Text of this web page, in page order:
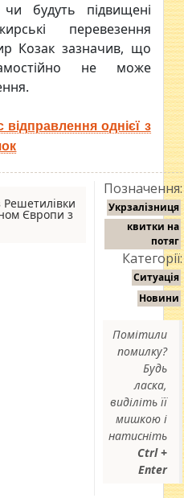
будуть підвищені
перевезення
Козак зазначив, що
не може
відправлення однієї з
Решетилівки
Європи з
Позначення:
Укрзалізниця
квитки на
потяг
Категорії:
Ситуація
Новини
Помітили
помилку?
Будь
ласка,
виділіть її
мишкою і
натисніть
Ctrl +
Enter